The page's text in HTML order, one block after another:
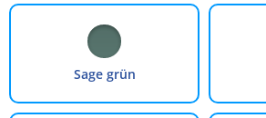
Sage grün